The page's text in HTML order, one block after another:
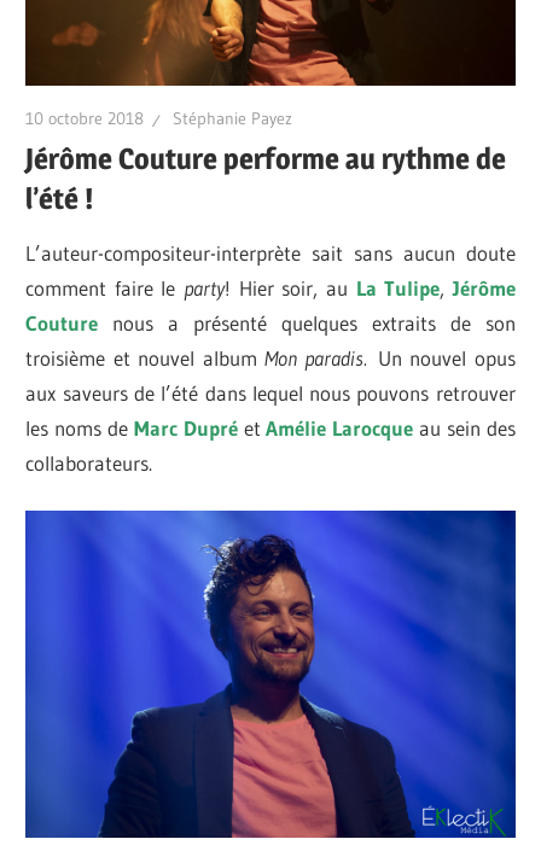
10 octobre 2018 Stéphanie Payez
Jérôme Couture performe au rythme de
l’été !
L’auteur-compositeur-interprète sait sans aucun doute
comment faire le party! Hier soir, au La Tulipe,Jérôme
Couture nous a présenté quelques extraits de son
troisième et nouvel album Mon paradis. Un nouvel opus
aux saveurs de l’été dans lequel nous pouvons retrouver
les noms de Marc DupréetAmélie Larocque au sein des
collaborateurs.